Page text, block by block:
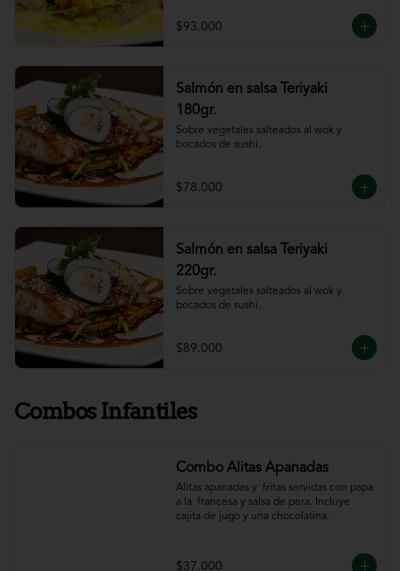
$93.000
Salmón en salsa Teriyaki
180gr.
Sobre vegetales salteados al wok y
bocados de sushi.
$78.000
Salmón en salsa Teriyaki
220gr.
Sobre vegetales salteados al wok y
bocados de sushi.
$89.000
Combos Infantiles
Combo Alitas Apanadas
Alitas apanadas y  fritas servidas con papa
a la  francesa y salsa de pera. Incluye
cajita de jugo y una chocolatina.
$37.000